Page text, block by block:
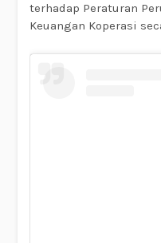
terhadap Peraturan
Keuangan Koperasi